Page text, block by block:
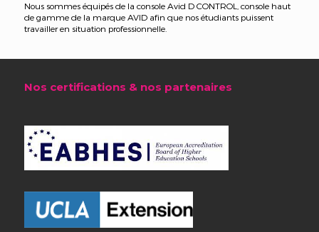
Nous sommes équipés de la console Avid D CONTROL, console haut
de gamme de la marque AVID afin que nos étudiants puissent
travailler en situation professionnelle.
Nos certifications & nos partenaires